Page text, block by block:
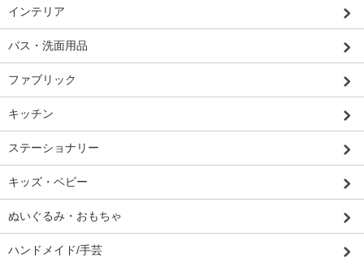
インテリア
バス・洗面用品
ファブリック
キッチン
ステーショナリー
キッズ・ベビー
ぬいぐるみ・おもちゃ
ハンドメイド/手芸